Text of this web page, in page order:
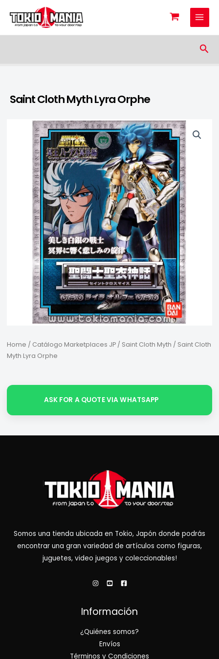
Skip to content
Saint Cloth Myth Lyra Orphe
Home / Catálogo Marketplaces JP/ Saint Cloth Myth / Saint Cloth
Myth Lyra Orphe
ASK FOR A QUOTE VIA WHATSAPP
Somos una tienda ubicada en Tokio, Japón donde podrás
encontrar una gran variedad de artículos como figuras,
juguetes, video juegos y coleccionables!
Información
¿Quiénes somos?
Envíos
Términos y Condiciones